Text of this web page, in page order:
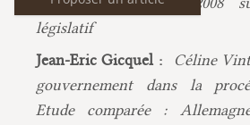
législatif
Jean-Eric Gicquel :
Céline
gouvernement dans la
Etude comparée :